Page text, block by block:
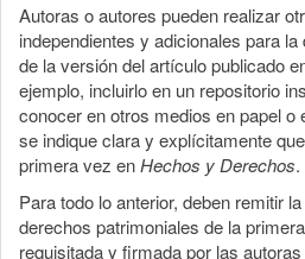
Autoras o autores pueden realizar
independientes y adicionales para
de la versión del artículo publicado
ejemplo, incluirlo en un repositorio
conocer en otros medios en papel
se indique clara y explícitamente
primera vez enHechos y Derechos.
Para todo lo anterior, deben remitir
derechos patrimoniales de la
requisitada y firmada por las